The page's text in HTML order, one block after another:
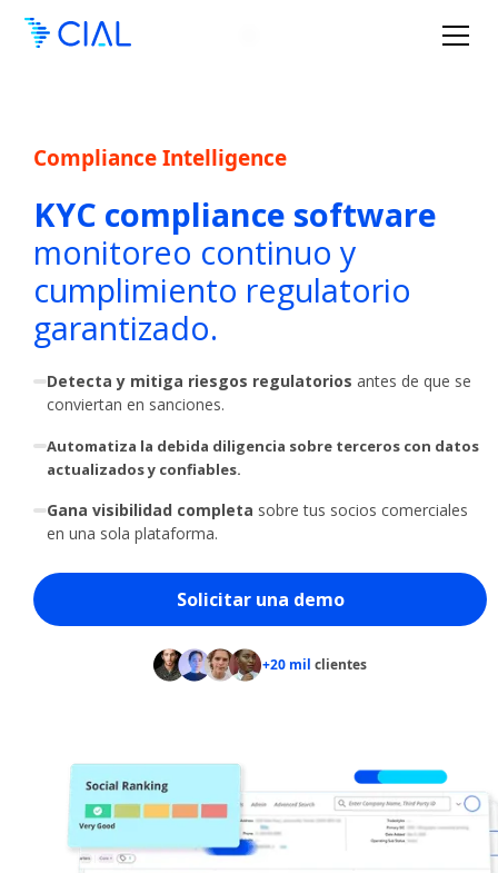
Compliance Intelligence
KYC compliance software
monitoreo continuo y
cumplimiento regulatorio
garantizado.
Detecta y mitiga riesgos regulatorios antes de que se
conviertan en sanciones.​
Automatiza la debida diligencia sobre terceros con datos
actualizados y confiables.​
Gana visibilidad completa sobre tus socios comerciales
en una sola plataforma.​
Solicitar una demo
+20 mil clientes